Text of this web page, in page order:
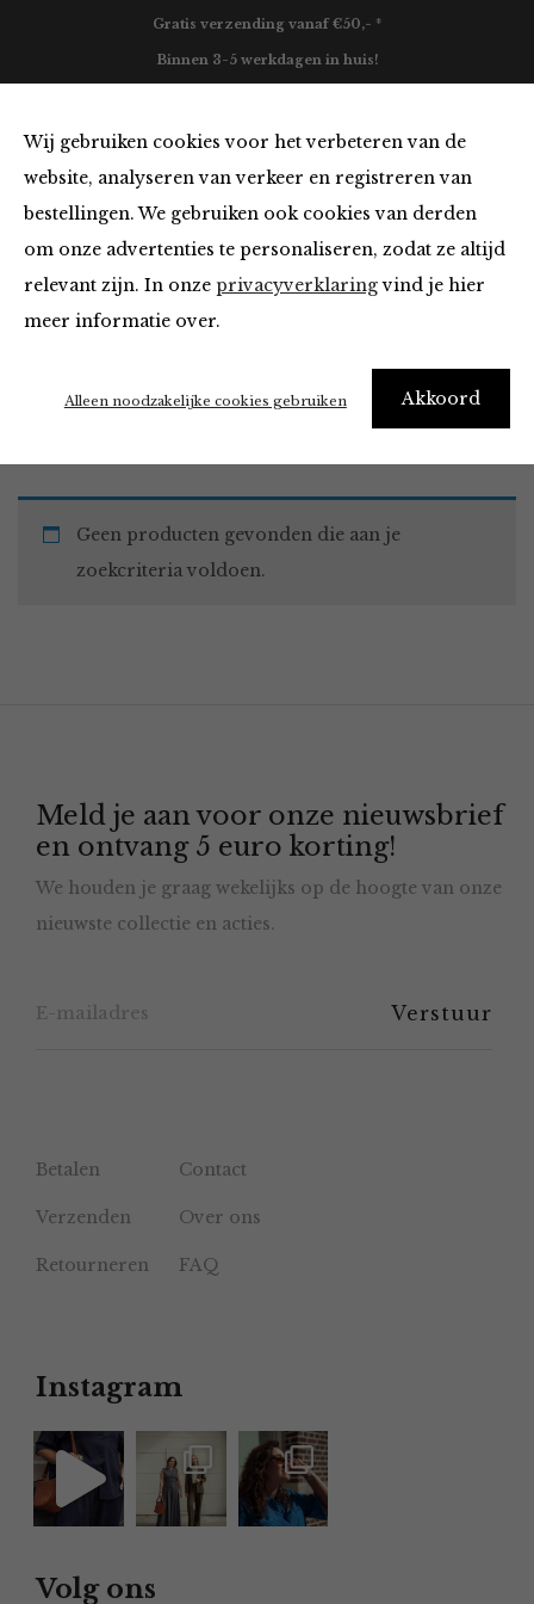
Wij gebruiken cookies voor het verbeteren van de
website, analyseren van verkeer en registreren van
bestellingen. We gebruiken ook cookies van derden
om onze advertenties te personaliseren, zodat ze altijd
relevant zijn. In onze privacyverklaringvind je hier
meer informatie over.
Akkoord
Alleen noodzakelijke cookies gebruiken
Gratis verzending vanaf €50,- *
Binnen 3-5 werkdagen in huis!
Blazers & Jassen van
Home Winkel Kleding Blazers & Jassen
Geen producten gevonden die aan je
zoekcriteria voldoen.
Meld je aan voor onze nieuwsbrief
en ontvang 5 euro korting!
We houden je graag wekelijks op de hoogte van onze
nieuwste collectie en acties.
Betalen Contact
Verzenden Over ons
Retourneren FAQ
Instagram
Volg ons